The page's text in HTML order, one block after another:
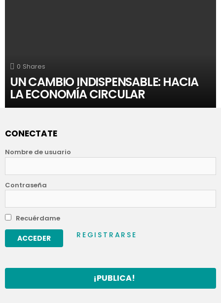
0 Shares
UN CAMBIO INDISPENSABLE: HACIA
LA ECONOMÍA CIRCULAR
CONECTATE
Nombre de usuario
Contraseña
Recuérdame
REGISTRARSE
¡PUBLICA!